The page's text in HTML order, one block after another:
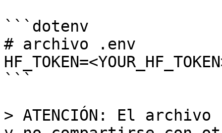
```dotenv
# archivo .env
```
> ATENCIÓN: El